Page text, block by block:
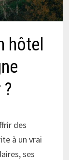
hôtel
des
à un vrai
ses